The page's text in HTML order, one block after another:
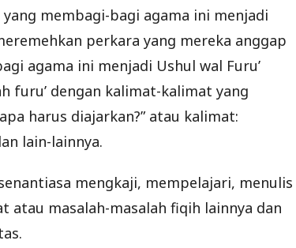
membagi-bagi agama ini menjadi
perkara yang mereka anggap
agama ini menjadi Ushul wal Furu’
furu’ dengan kalimat-kalimat yang
harus diajarkan?” atau kalimat:
lain-lainnya.
mengkaji, mempelajari, menulis
atau masalah-masalah fiqih lainnya dan